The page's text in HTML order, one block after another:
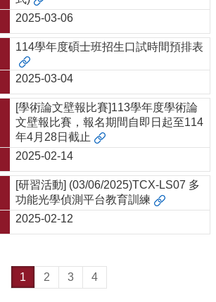
2025-03-06
114學年度碩士班招生口試時間預排表
2025-03-04
[學術論文壁報比賽]113學年度學術論
文壁報比賽，報名期間自即日起至114
年4月28日截止
2025-02-14
[研習活動] (03/06/2025)TCX-LS07 多
功能光學偵測平台教育訓練
2025-02-12
1 2 3 4